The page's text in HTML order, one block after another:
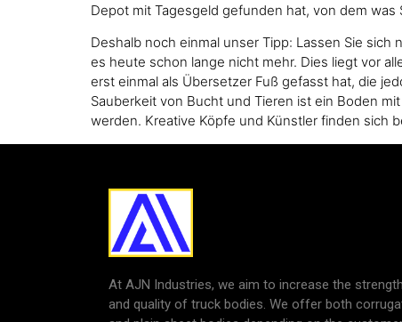
Depot mit Tagesgeld gefunden hat, von dem
Deshalb noch einmal unser Tipp: Lassen Sie
es heute schon lange nicht mehr. Dies liegt vor
erst einmal als Übersetzer Fuß gefasst hat, die
Sauberkeit von Bucht und Tieren ist ein Boden
werden. Kreative Köpfe und Künstler finden sich
At AJN Industries, we aim to increase the strength
and quality of truck bodies. We offer both